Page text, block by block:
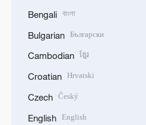
Bengali বাংলা
Bulgarian Български
Cambodian ខ្មែរ
Croatian Hrvatski
Czech Český
English English